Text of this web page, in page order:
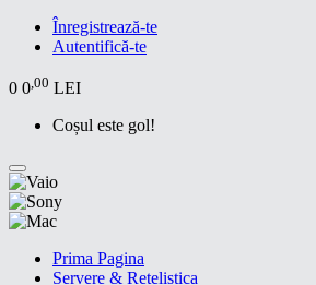
Înregistrează-te
Autentifică-te
0 0,00 LEI
Coșul este gol!
Prima Pagina
Servere & Retelistica